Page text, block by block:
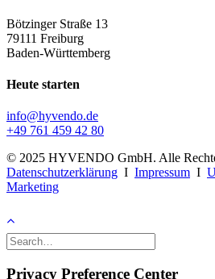
Bötzinger Straße 13
79111 Freiburg
Baden-Württemberg
Heute starten
info@hyvendo.de
+49 761 459 42 80
© 2025 HYVENDO GmbH. Alle
Datenschutzerklärung I Impressum I
Marketing
Privacy Preference Center